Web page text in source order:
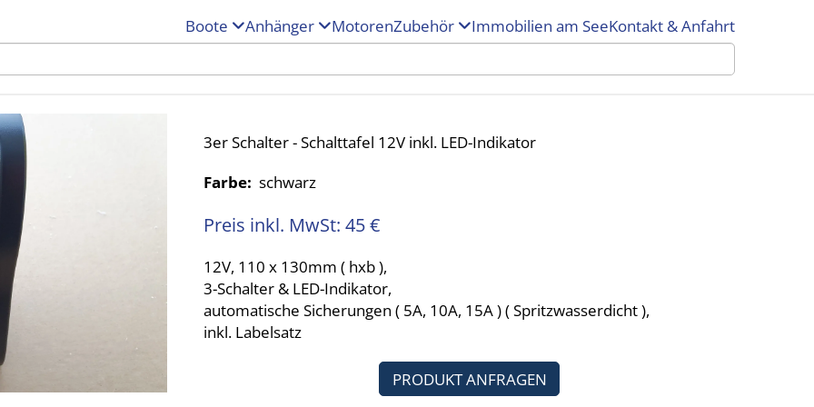
Boote Anhänger MotorenZubehör Immobilien am SeeKontakt & Anfahrt
3er Schalter - Schalttafel 12V inkl. LED-Indikator
Farbe: schwarz
Preis inkl. MwSt: 45 €
12V, 110 x 130mm ( hxb ),
3-Schalter & LED-Indikator,
automatische Sicherungen ( 5A, 10A, 15A ) ( Spritzwasserdicht ),
inkl. Labelsatz
PRODUKT ANFRAGEN